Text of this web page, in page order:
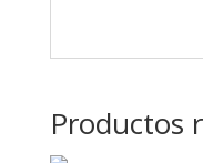
Productos